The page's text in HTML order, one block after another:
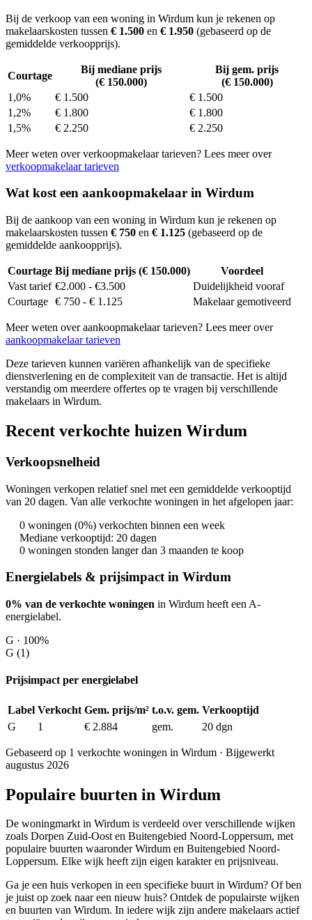
Bij de verkoop van een woning in Wirdum kun je rekenen op
makelaarskosten tussen € 1.500 en € 1.950 (gebaseerd op de
gemiddelde verkoopprijs).
Courtage
Bij mediane prijs
(€ 150.000)
Bij gem. prijs
(€ 150.000)
1,0%
€ 1.500
€ 1.500
1,2%
€ 1.800
€ 1.800
1,5%
€ 2.250 € 2.250
Meer weten over verkoopmakelaar tarieven? Lees meer over
verkoopmakelaar tarieven
Wat kost een aankoopmakelaar in Wirdum
Bij de aankoop van een woning in Wirdum kun je rekenen op
makelaarskosten tussen € 750 en € 1.125 (gebaseerd op de
gemiddelde aankoopprijs).
Courtage Bij mediane prijs (€ 150.000)
Voordeel
Vast tarief €2.000 - €3.500
Duidelijkheid vooraf
Courtage € 750 - € 1.125 Makelaar gemotiveerd
Meer weten over aankoopmakelaar tarieven? Lees meer over
aankoopmakelaar tarieven
Deze tarieven kunnen variëren afhankelijk van de specifieke
dienstverlening en de complexiteit van de transactie. Het is altijd
verstandig om meerdere offertes op te vragen bij verschillende
makelaars in Wirdum.
Recent verkochte huizen Wirdum
Verkoopsnelheid
Woningen verkopen relatief snel met een gemiddelde verkooptijd
van 20 dagen. Van alle verkochte woningen in het afgelopen jaar:
0 woningen (0%) verkochten binnen een week
Mediane verkooptijd: 20 dagen
0 woningen stonden langer dan 3 maanden te koop
Energielabels & prijsimpact in Wirdum
0% van de verkochte woningen in Wirdum heeft een A-
energielabel.
G · 100%
G (1)
Prijsimpact per energielabel
Label Verkocht Gem. prijs/m² t.o.v. gem. Verkooptijd
G
1 € 2.884 gem. 20 dgn
Gebaseerd op 1 verkochte woningen in Wirdum · Bijgewerkt
augustus 2026
Populaire buurten in Wirdum
De woningmarkt in Wirdum is verdeeld over verschillende wijken
zoals Dorpen Zuid-Oost en Buitengebied Noord-Loppersum, met
populaire buurten waaronder Wirdum en Buitengebied Noord-
Loppersum. Elke wijk heeft zijn eigen karakter en prijsniveau.
Ga je een huis verkopen in een specifieke buurt in Wirdum? Of ben
je juist op zoek naar een nieuw huis? Ontdek de populairste wijken
en buurten van Wirdum. In iedere wijk zijn andere makelaars actief